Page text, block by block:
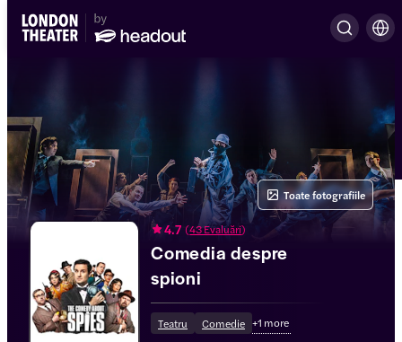
4.7 (43 Evaluări)
Comedia despre
spioni
Teatru Comedie +1 more
Toate fotografiile